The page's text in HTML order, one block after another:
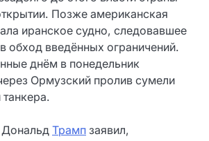
Позже американская
иранское судно, следовавшее
обход введённых ограничений.
днём в понедельник
Ормузский пролив сумели
Трамп заявил,